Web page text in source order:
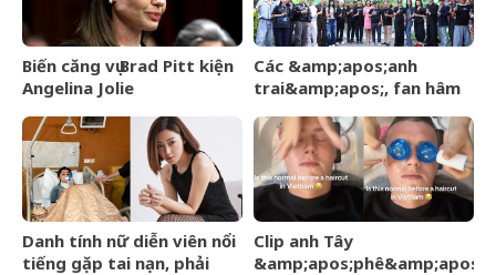
Biến căng vụ Brad Pitt kiện
Angelina Jolie
Các &amp;apos;anh
trai&amp;apos;, fan hâm
DatVietVAC IPO
Danh tính nữ diễn viên nổi
tiếng gặp tai nạn, phải
Clip anh Tây
&amp;apos;phê&amp;apos;